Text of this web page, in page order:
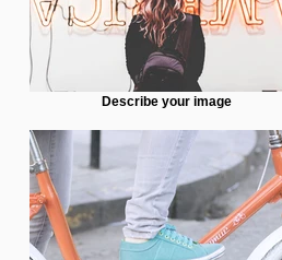
Describe your image